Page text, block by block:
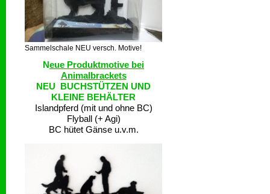
Sammelschale NEU versch. Motive!
Neue Produktmotive bei
Animalbrackets
NEU BUCHSTÜTZEN UND
KLEINE BEHÄLTER
Islandpferd (mit und ohne BC)
Flyball (+ Agi)
BC hütet Gänse u.v.m.